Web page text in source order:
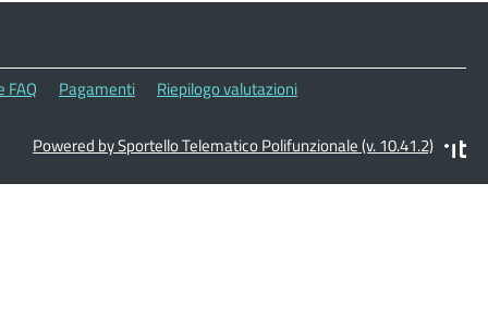
FAQ Pagamenti
Riepilogo valutazioni
Powered by Sportello Telematico Polifunzionale (v. 10.41.2)